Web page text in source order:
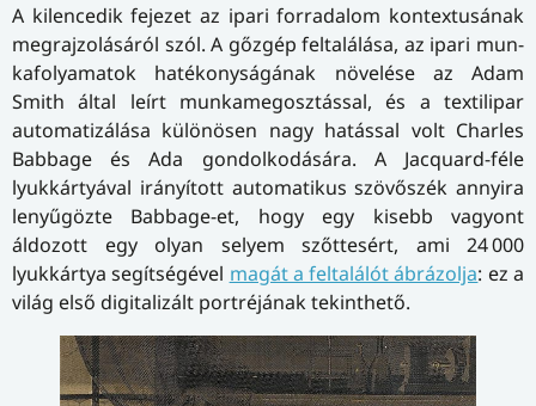
A kilencedik fejezet az ipari forradalom kontextusának
megrajzolásáról szól. A gőzgép feltalálása, az ipari mun­
ka­fo­lya­ma­tok hatékonyságának növelése az Adam
Smith által leírt munkamegosztással, és a textilipar
automatizálása különösen nagy hatással volt Charles
Babbage és Ada gondolkodására. A Jacquard-féle
lyukkártyával irányított automatikus szövőszék annyira
lenyűgözte Babbage-et, hogy egy kisebb vagyont
áldozott egy olyan selyem szőttesért, ami 24 000
lyukkártya segítségével magát a feltalálót ábrázolja: ez a
világ első digitalizált portréjának tekinthető.